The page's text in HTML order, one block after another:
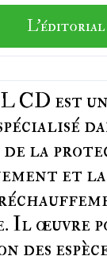
L'éditorial
CD est un
la
et
Il œuvre
des